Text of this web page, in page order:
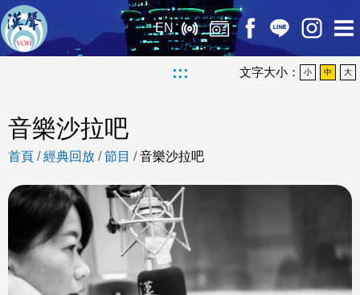
EN
::: 文字大小： 小 中 大
音樂沙拉吧
首頁 /經典回放 /節目 /音樂沙拉吧